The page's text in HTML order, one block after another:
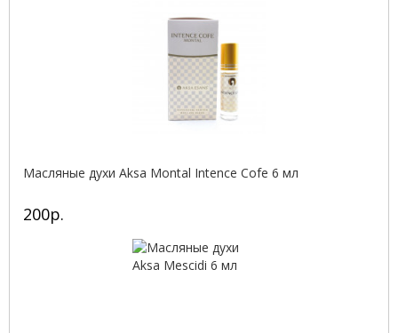
Масляные духи Aksa Montal Intence Cofe 6 мл
200р.